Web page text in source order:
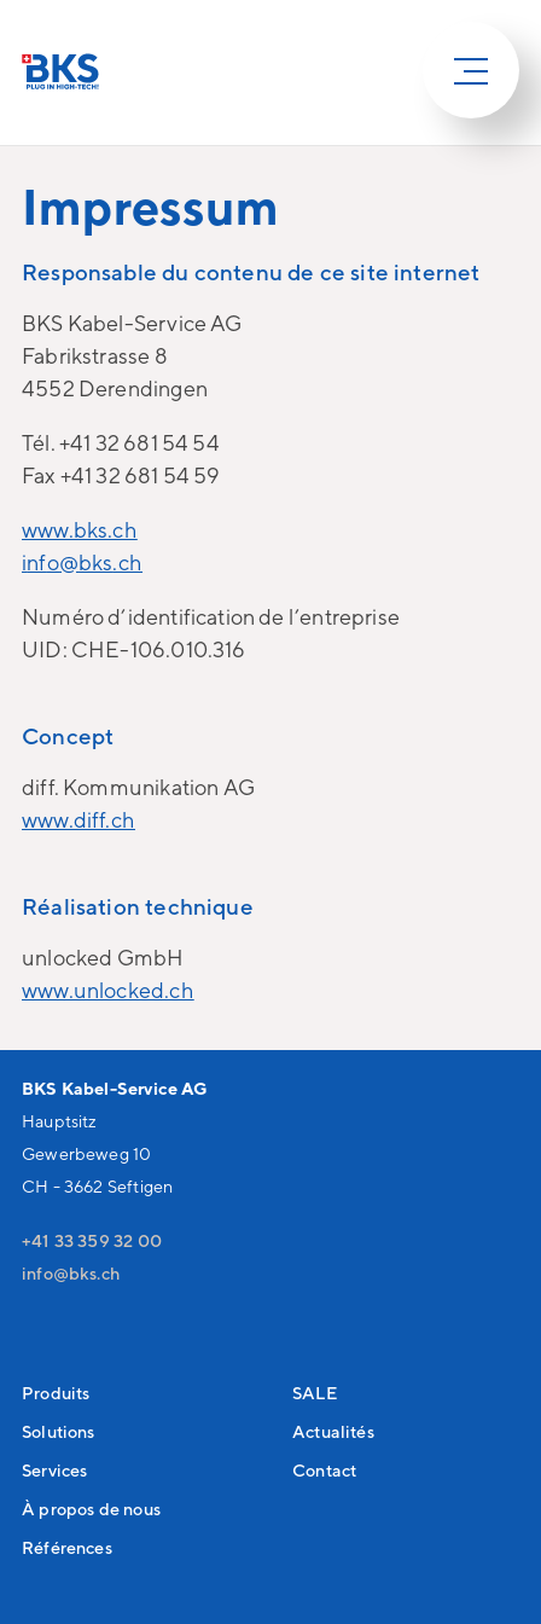
Impressum
Responsable du contenu de ce site internet
BKS Kabel-Service AG
Fabrikstrasse 8
4552 Derendingen
Tél. +41 32 681 54 54
Fax +41 32 681 54 59
www.bks.ch
nf
bks ch
Numéro d’identification de l’entreprise
UID: CHE-106.010.316
Concept
diff. Kommunikation AG
www.diff.ch
Réalisation technique
unlocked GmbH
www.unlocked.ch
BKS Kabel-Service AG
Hauptsitz
Gewerbeweg 10
CH - 3662 Seftigen
+41 33 359 32 00
nf
bks ch
Produits
Solutions
Services
À propos de nous
Références
SALE
Actualités
Contact